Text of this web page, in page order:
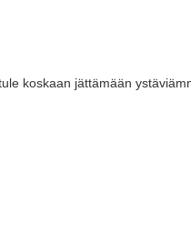
koskaan jättämään